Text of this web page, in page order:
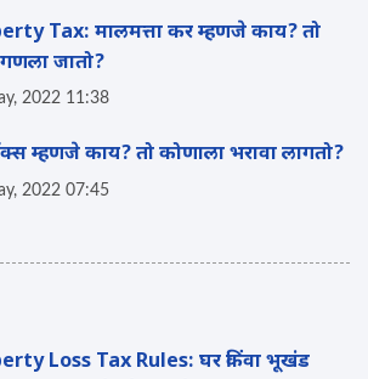
Tax: मालमत्ता कर म्हणजे काय? तो
जातो?
2022 11:38
म्हणजे काय? तो कोणाला भरावा लागतो?
2022 07:45
Loss Tax Rules: घर किंवा भूखंड